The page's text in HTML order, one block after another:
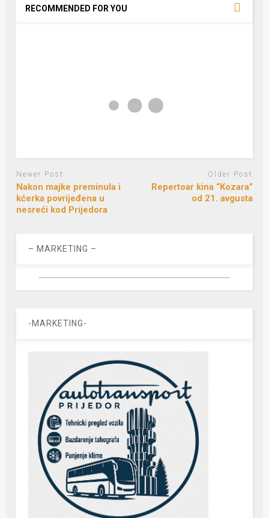
RECOMMENDED FOR YOU
Newer Post
Nakon majke preminula i
kćerka povrijeđena u
nesreći kod Prijedora
Older Post
Repertoar kina “Kozara”
od 21. avgusta
– MARKETING –
-MARKETING-